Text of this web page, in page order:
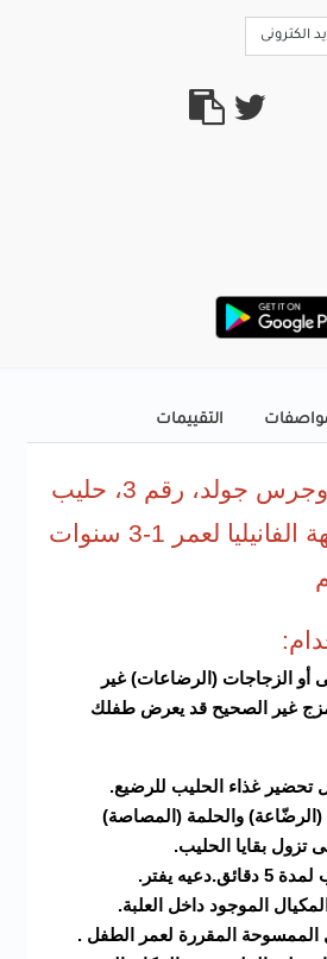
الكترونى
التقييمات
إس-26، بروجرس جولد، رقم 3، حليب
أطفال، بنكهة الفانيليا لعمر 1-3 سنوات
أو الزجاجات (الرضاعات) غير
غير الصحيح قد يعرض طفلك
تحضير غذاء الحليب للرضيع.
(الرضّاعة) والحلمة (المصاصة)
تزول بقايا الحليب.
يفتر.
الموجود داخل العلبة.
الممسوحة المقررة لعمر الطفل .